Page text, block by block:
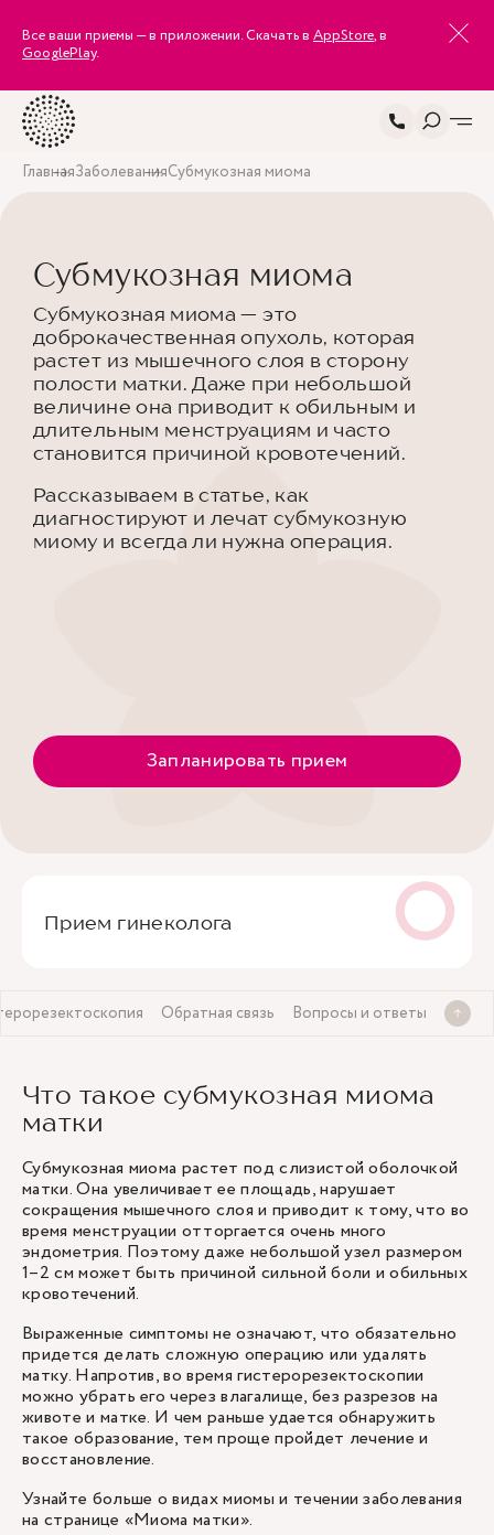
Все ваши приемы — в приложении. Скачать в AppStore, в
GooglePlay.
ГлавнаяЗаболеванияСубмукозная миома
Субмукозная миома
Субмукозная миома — это
доброкачественная опухоль, которая
растет из мышечного слоя в сторону
полости матки. Даже при небольшой
величине она приводит к обильным и
длительным менструациям и часто
становится причиной кровотечений.
Рассказываем в статье, как
диагностируют и лечат субмукозную
миому и всегда ли нужна операция.
Запланировать прием
Прием гинеколога
Обратная связь Вопросы и ответы
Что такое субмукозная миома
матки
Субмукозная миома растет под слизистой оболочкой
матки. Она увеличивает ее площадь, нарушает
сокращения мышечного слоя и приводит к тому, что во
время менструации отторгается очень много
эндометрия. Поэтому даже небольшой узел размером
1–2 см может быть причиной сильной боли и обильных
кровотечений.
Выраженные симптомы не означают, что обязательно
придется делать сложную операцию или удалять
матку. Напротив, во время гистерорезектоскопии
можно убрать его через влагалище, без разрезов на
животе и матке. И чем раньше удается обнаружить
такое образование, тем проще пройдет лечение и
восстановление.
Узнайте больше о видах миомы и течении заболевания
на странице «Миома матки».